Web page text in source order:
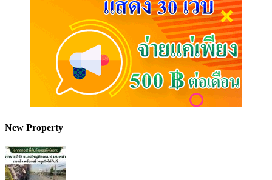
New Property